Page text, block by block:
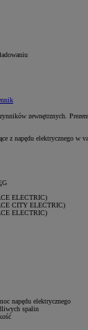
zewnętrznych.
z napędu elektrycznego w
ELECTRIC)
CITY ELECTRIC)
ELECTRIC)
napędu elektrycznego
spalin